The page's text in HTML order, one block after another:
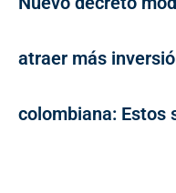
atraer más
colombiana: Estos